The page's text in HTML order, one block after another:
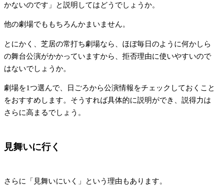
かないのです」と説明してはどうでしょうか。
他の劇場でももちろんかまいません。
とにかく、芝居の常打ち劇場なら、ほぼ毎日のように何かしら
の舞台公演がかかっていますから、拒否理由に使いやすいので
はないでしょうか。
劇場を1つ選んで、日ごろから公演情報をチェックしておくこと
をおすすめします。そうすれば具体的に説明ができ、説得力は
さらに高まるでしょう。
見舞いに行く
さらに「見舞いにいく」という理由もあります。